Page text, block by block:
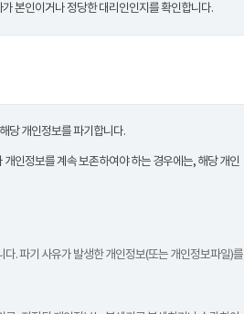
본인이거나 정당한 대리인인지를 확인합니다.
당 개인정보를 파기합니다.
인정보를 계속 보존하여야 하는 경우에는, 해당 개인
. 파기 사유가 발생한 개인정보(또는 개인정보파일)를